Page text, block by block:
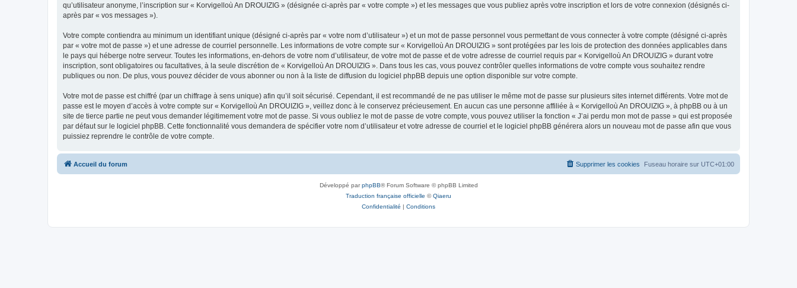
qu’utilisateur anonyme, l’inscription sur « Korvigelloù An DROUIZIG » (désignée ci-après par « votre compte ») et les messages que vous publiez après votre inscription et lors de votre connexion (désignés ci-
après par « vos messages »).
Votre compte contiendra au minimum un identifiant unique (désigné ci-après par « votre nom d’utilisateur ») et un mot de passe personnel vous permettant de vous connecter à votre compte (désigné ci-après
par « votre mot de passe ») et une adresse de courriel personnelle. Les informations de votre compte sur « Korvigelloù An DROUIZIG » sont protégées par les lois de protection des données applicables dans
le pays qui héberge notre serveur. Toutes les informations, en-dehors de votre nom d’utilisateur, de votre mot de passe et de votre adresse de courriel requis par « Korvigelloù An DROUIZIG » durant votre
inscription, sont obligatoires ou facultatives, à la seule discrétion de « Korvigelloù An DROUIZIG ». Dans tous les cas, vous pouvez contrôler quelles informations de votre compte vous souhaitez rendre
publiques ou non. De plus, vous pouvez décider de vous abonner ou non à la liste de diffusion du logiciel phpBB depuis une option disponible sur votre compte.
Votre mot de passe est chiffré (par un chiffrage à sens unique) afin qu’il soit sécurisé. Cependant, il est recommandé de ne pas utiliser le même mot de passe sur plusieurs sites internet différents. Votre mot de
passe est le moyen d’accès à votre compte sur « Korvigelloù An DROUIZIG », veillez donc à le conservez précieusement. En aucun cas une personne affiliée à « Korvigelloù An DROUIZIG », à phpBB ou à un
site de tierce partie ne peut vous demander légitimement votre mot de passe. Si vous oubliez le mot de passe de votre compte, vous pouvez utiliser la fonction « J’ai perdu mon mot de passe » qui est proposée
par défaut sur le logiciel phpBB. Cette fonctionnalité vous demandera de spécifier votre nom d’utilisateur et votre adresse de courriel et le logiciel phpBB générera alors un nouveau mot de passe afin que vous
puissiez reprendre le contrôle de votre compte.
Accueil du forum Fuseau horaire sur UTC+01:00
Supprimer les cookies
Développé parphpBB® Forum Software © phpBB Limited
Traduction française officielle ©Qiaeru
Confidentialité | Conditions